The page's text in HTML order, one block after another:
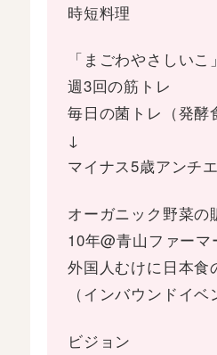
時短料理
「まごわやさしい
週3回の筋トレ
毎日の菌トレ（発酵
↓
マイナス5歳アンチ
オーガニック野菜の
10年@青山ファーマ
外国人むけに日本食
（インバウンドイベ
ビジョン